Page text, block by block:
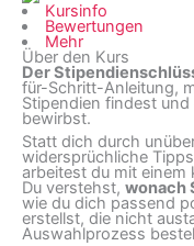
Kursinfo
Bewertungen
Mehr
Über den Kurs
Der
für-Schritt-Anleitung,
Stipendien findest
bewirbst.
Statt dich durch
widersprüchliche
arbeitest du mit einem
Du verstehst, wonach
wie du dich passend
erstellst, die nicht
Auswahlprozess